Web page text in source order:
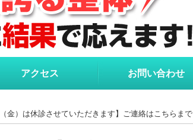
アクセス お問い合わせ
金）は休診させていただきます】ご連絡はこちらまで